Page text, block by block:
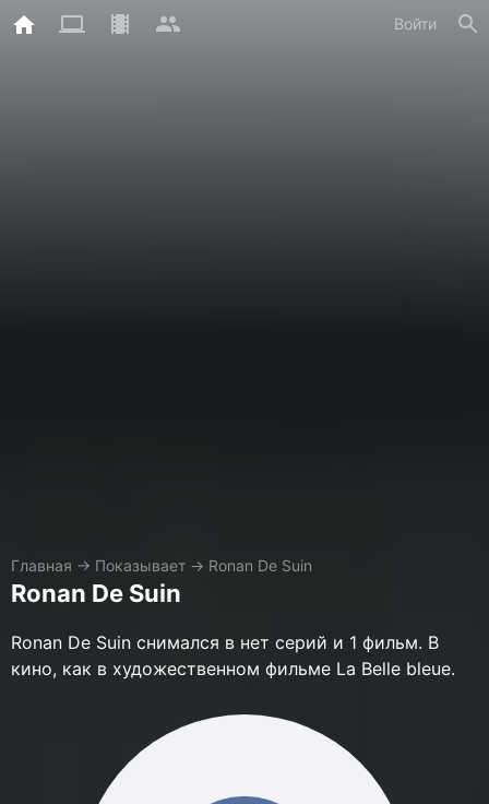
Войти
Главная → Показывает → Ronan De Suin
Ronan De Suin
Ronan De Suin снимался в нет серий и 1 фильм. В
кино, как в художественном фильме La Belle bleue.